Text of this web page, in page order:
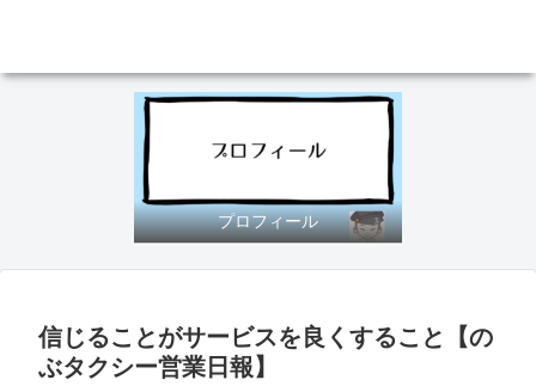
プロフィール
信じることがサービスを良くすること【の
ぶタクシー営業日報】